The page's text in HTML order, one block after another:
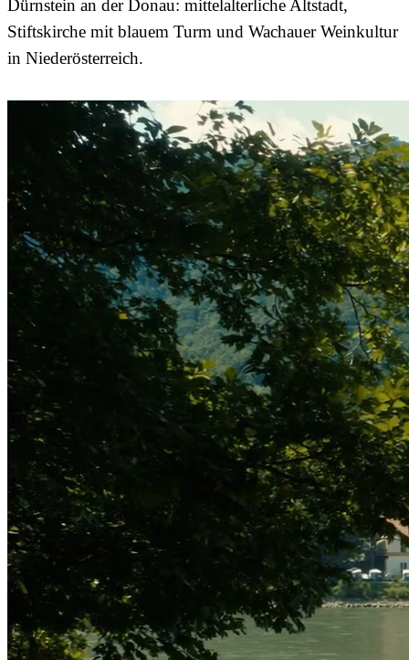
Dürnstein an der Donau: mittelalterliche Altstadt,
Stiftskirche mit blauem Turm und Wachauer Weinkultur
in Niederösterreich.